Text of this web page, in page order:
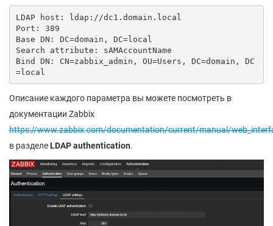
LDAP host: ldap://dc1.domain.local
Port: 389
Base DN: DC=domain, DC=local
Search attribute: sAMAccountName
Bind DN: CN=zabbix_admin, OU=Users, DC=domain, DC
=local
Описание каждого параметра вы можете посмотреть в
документации Zabbix
https://www.zabbix.com/documentation/current/manual/
в разделе LDAP authentication.